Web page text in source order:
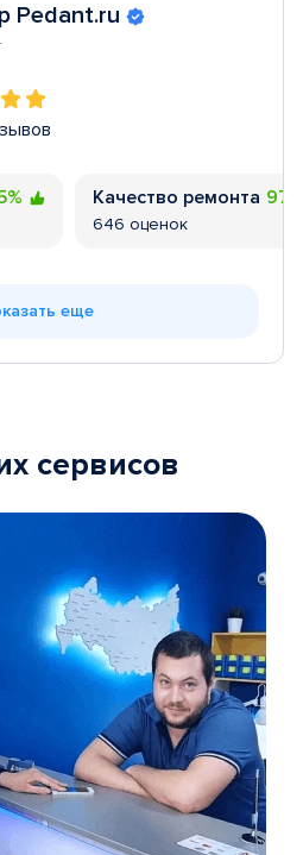
Pedant.ru
Качество ремонта
646 оценок
еще
сервисов